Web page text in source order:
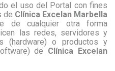
el uso del Portal con fines
de Clínica Excelan Marbella
de cualquier otra forma
las redes, servidores y
(hardware) o productos y
de Clínica Excelan